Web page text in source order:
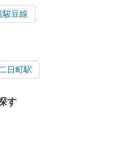
駿豆線
日町駅
す